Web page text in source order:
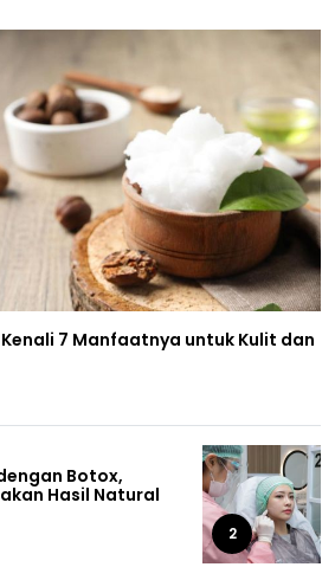
7 Manfaatnya untuk Kulit dan
Botox,
Hasil Natural
2